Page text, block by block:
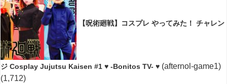
【呪術廻戦】コスプレ やってみた！ チャレン
ジ Cosplay Jujutsu Kaisen #1 ♥ -Bonitos TV- ♥ (afternol-game1)
(1,712)